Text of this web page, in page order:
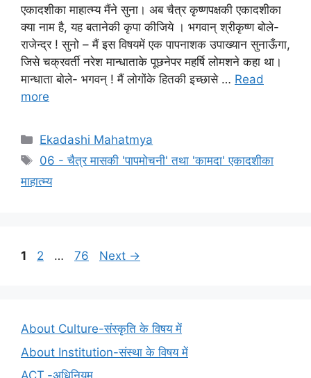
एकादशीका माहात्म्य मैंने सुना। अब चैत्र कृष्णपक्षकी एकादशीका
क्या नाम है, यह बतानेकी कृपा कीजिये । भगवान् श्रीकृष्ण बोले-
राजेन्द्र ! सुनो – मैं इस विषयमें एक पापनाशक उपाख्यान सुनाऊँगा,
जिसे चक्रवर्ती नरेश मान्धाताके पूछनेपर महर्षि लोमशने कहा था।
मान्धाता बोले- भगवन् ! मैं लोगोंके हितकी इच्छासे … Read
more
Categories
Ekadashi Mahatmya
Tags
06 - चैत्र मासकी 'पापमोचनी' तथा 'कामदा' एकादशीका
माहात्म्य
Page
1 Page
2 … Page
76 Next →
About Culture-संस्कृति के विषय में
About Institution-संस्था के विषय में
ACT.-अधिनियम